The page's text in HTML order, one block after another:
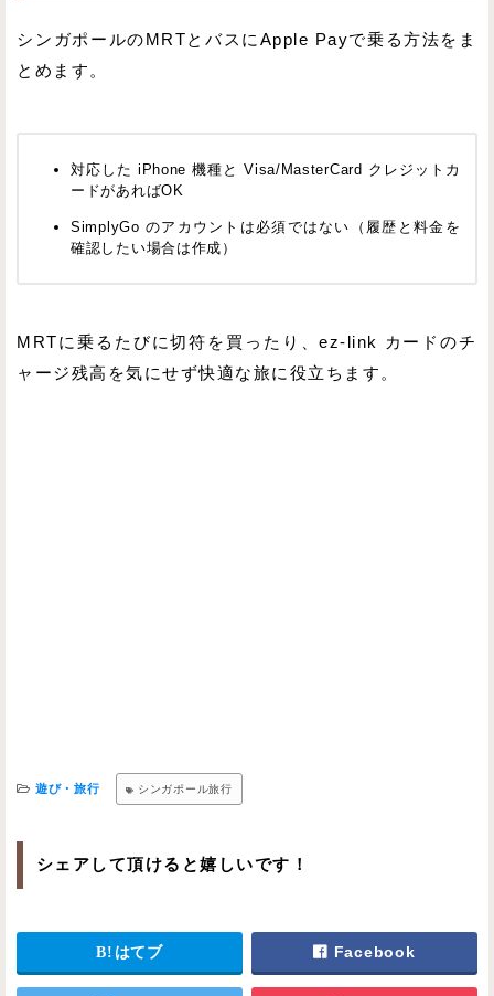
シンガポールのMRTとバスにApple Payで乗る方法をま
とめます。
対応した iPhone 機種と Visa/MasterCard クレジットカ
ードがあればOK
SimplyGo のアカウントは必須ではない（履歴と料金を
確認したい場合は作成）
MRTに乗るたびに切符を買ったり、ez-link カードのチ
ャージ残高を気にせず快適な旅に役立ちます。
遊び・旅行 シンガポール旅行
シェアして頂けると嬉しいです！
はてブ Facebook